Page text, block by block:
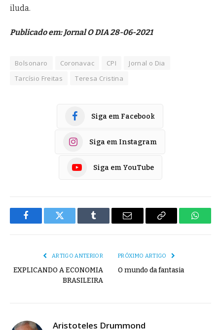
iluda.
Publicado em: Jornal O DIA 28-06-2021
Bolsonaro Coronavac CPI
Jornal o Dia
Tarcísio Freitas
Teresa Cristina
Siga em Facebook
Siga em Instagram
Siga em YouTube
FacebookTwitter Tumblr
E-
Copiar
ARTIGO ANTERIOR
EXPLICANDO A ECONOMIA
BRASILEIRA
PRÓXIMO ARTIGO
O mundo da fantasia
Aristoteles Drummond